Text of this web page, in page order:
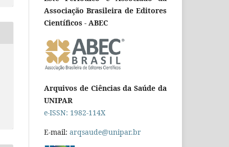
Associação Brasileira de Editores
Científicos - ABEC
Arquivos de Ciências da Saúde da
UNIPAR
e-ISSN: 1982-114X
E-mail: arqsaude@unipar.br